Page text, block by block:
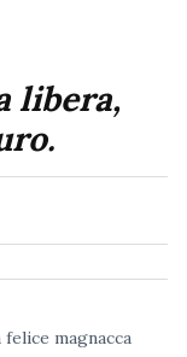
libera,
felice magnacca